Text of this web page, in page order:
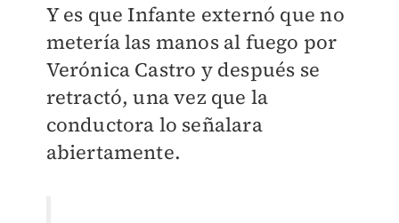
Y es que Infante externó que no
metería las manos al fuego por
Verónica Castro y después se
retractó, una vez que la
conductora lo señalara
abiertamente.